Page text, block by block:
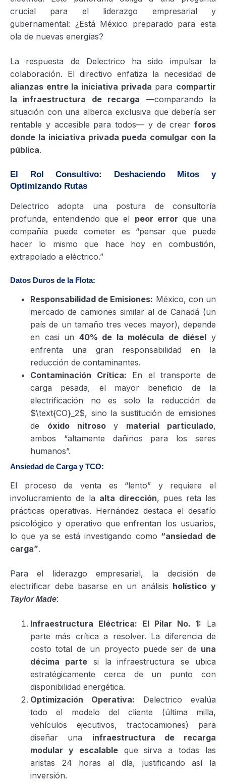
crucial para el liderazgo empresarial y
gubernamental: ¿Está México preparado para esta
ola de nuevas energías?
La respuesta de Delectrico ha sido impulsar la
colaboración. El directivo enfatiza la necesidad de
alianzas entre la iniciativa privada para compartir
la infraestructura de recarga —comparando la
situación con una alberca exclusiva que debería ser
rentable y accesible para todos— y de crear foros
donde la iniciativa privada pueda comulgar con la
pública.
El Rol Consultivo: Deshaciendo Mitos y
Optimizando Rutas
Delectrico adopta una postura de consultoría
profunda, entendiendo que el peor error que una
compañía puede cometer es “pensar que puede
hacer lo mismo que hace hoy en combustión,
extrapolado a eléctrico.”
Datos Duros de la Flota:
Responsabilidad de Emisiones: México, con un
mercado de camiones similar al de Canadá (un
país de un tamaño tres veces mayor), depende
en casi un 40% de la molécula de diésel y
enfrenta una gran responsabilidad en la
reducción de contaminantes.
Contaminación Crítica: En el transporte de
carga pesada, el mayor beneficio de la
electrificación no es solo la reducción de
$\text{CO}_2$, sino la sustitución de emisiones
de óxido nitrosoy material particulado,
ambos “altamente dañinos para los seres
humanos”.
Ansiedad de Carga y TCO:
El proceso de venta es “lento” y requiere el
involucramiento de la alta dirección, pues reta las
prácticas operativas. Hernández destaca el desafío
psicológico y operativo que enfrentan los usuarios,
lo que ya se está investigando como “ansiedad de
carga”.
Para el liderazgo empresarial, la decisión de
electrificar debe basarse en un análisis holístico y
Taylor Made:
Infraestructura Eléctrica: El Pilar No. 1: La
parte más crítica a resolver. La diferencia de
costo total de un proyecto puede ser de una
décima partesi la infraestructura se ubica
estratégicamente cerca de un punto con
disponibilidad energética.
Optimización Operativa: Delectrico evalúa
todo el modelo del cliente (última milla,
vehículos ejecutivos, tractocamiones) para
diseñar una infraestructura de recarga
modular y escalableque sirva a todas las
aristas 24 horas al día, justificando así la
inversión.